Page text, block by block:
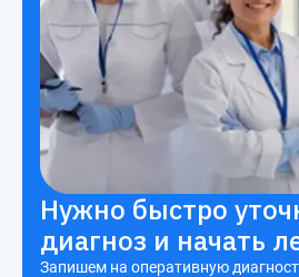
Нужно быстро
диагноз и начать
Запишем на оперативную